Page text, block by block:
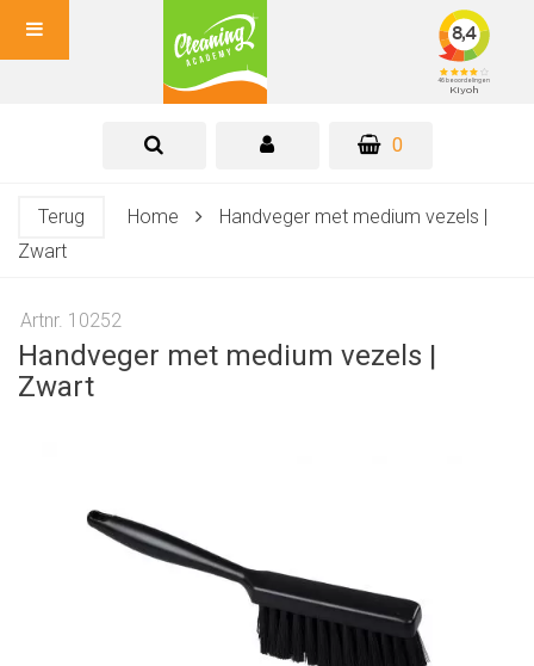
0
Terug Home
Handveger met medium vezels |
Zwart
Artnr. 10252
Handveger met medium vezels |
Zwart